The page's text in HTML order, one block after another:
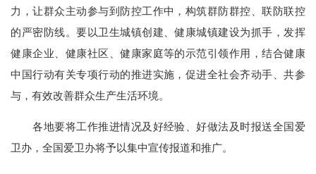
力，让群众主动参与到防控工作中，构筑群防群控、联防联控
的严密防线。要以卫生城镇创建、健康城镇建设为抓手，发挥
健康企业、健康社区、健康家庭等的示范引领作用，结合健康
中国行动有关专项行动的推进实施，促进全社会齐动手、共参
与，有效改善群众生产生活环境。
各地要将工作推进情况及好经验、好做法及时报送全国爱
卫办，全国爱卫办将予以集中宣传报道和推广。